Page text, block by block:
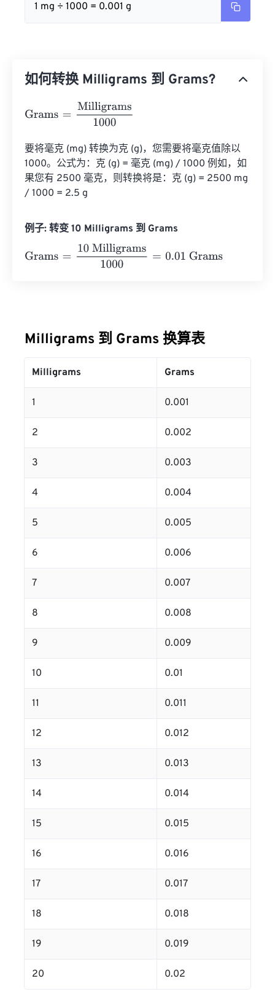
1 mg ÷ 1000 = 0.001 g
如何转换 Milligrams 到 Grams?
Grams Milligrams1000
要将毫克 (mg) 转换为克 (g)，您需要将毫克值除以
1000。公式为：克 (g) = 毫克 (mg) / 1000 例如，如
果您有 2500 毫克，则转换将是：克 (g) = 2500 mg
/ 1000 = 2.5 g
例子: 转变 10 Milligrams 到 Grams
Grams
10 Milligrams1000=0.01 Grams
Milligrams 到 Grams 换算表
Milligrams Grams
1 0.001
2 0.002
3 0.003
4 0.004
5 0.005
6 0.006
7 0.007
8 0.008
9 0.009
10 0.01
11 0.011
12 0.012
13 0.013
14 0.014
15 0.015
16 0.016
17 0.017
18 0.018
19 0.019
20 0.02